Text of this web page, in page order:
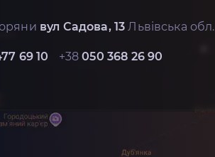
вул Садова, 13 Львівська обл.
69 10 +38050 368 26 90